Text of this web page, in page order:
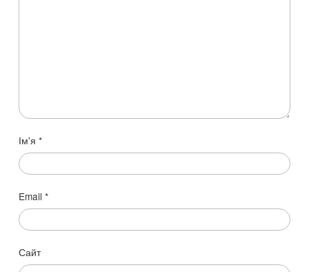
Ім'я*
Email*
Сайт